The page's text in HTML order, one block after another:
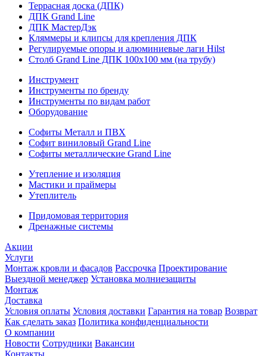
Террасная доска (ДПК)
ДПК Grand Line
ДПК МастерДэк
Кляммеры и клипсы для крепления ДПК
Регулируемые опоры и алюминиевые лаги Hilst
Столб Grand Line ДПК 100х100 мм (на трубу)
Инструмент
Инструменты по бренду
Инструменты по видам работ
Оборудование
Софиты Металл и ПВХ
Софит виниловый Grand Line
Софиты металлические Grand Line
Утепление и изоляция
Мастики и праймеры
Утеплитель
Придомовая территория
Дренажные системы
Акции
Услуги
Монтаж кровли и фасадов Рассрочка Проектирование
Выездной менеджер Установка молниезащиты
Монтаж
Доставка
Условия оплаты Условия доставки Гарантия на товар Возврат
Как сделать заказ Политика конфиденциальности
О компании
Новости Сотрудники Вакансии
Контакты